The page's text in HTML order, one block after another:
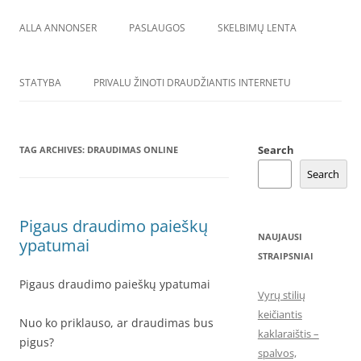
ALLA ANNONSER PASLAUGOS SKELBIMŲ LENTA
STATYBA PRIVALU ŽINOTI DRAUDŽIANTIS INTERNETU
TAG ARCHIVES: DRAUDIMAS ONLINE
Pigaus draudimo paieškų
ypatumai
Pigaus draudimo paieškų ypatumai
Nuo ko priklauso, ar draudimas bus
pigus?
Search
Search
NAUJAUSI
STRAIPSNIAI
Vyrų stilių
keičiantis
kaklaraištis –
spalvos,